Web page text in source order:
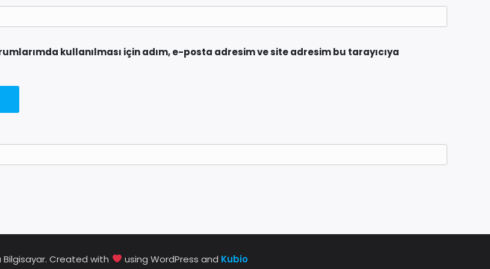
kullanılması için adım, e-posta adresim ve site adresim bu tarayıcıya
Bilgisayar. Created with using WordPress and Kubio